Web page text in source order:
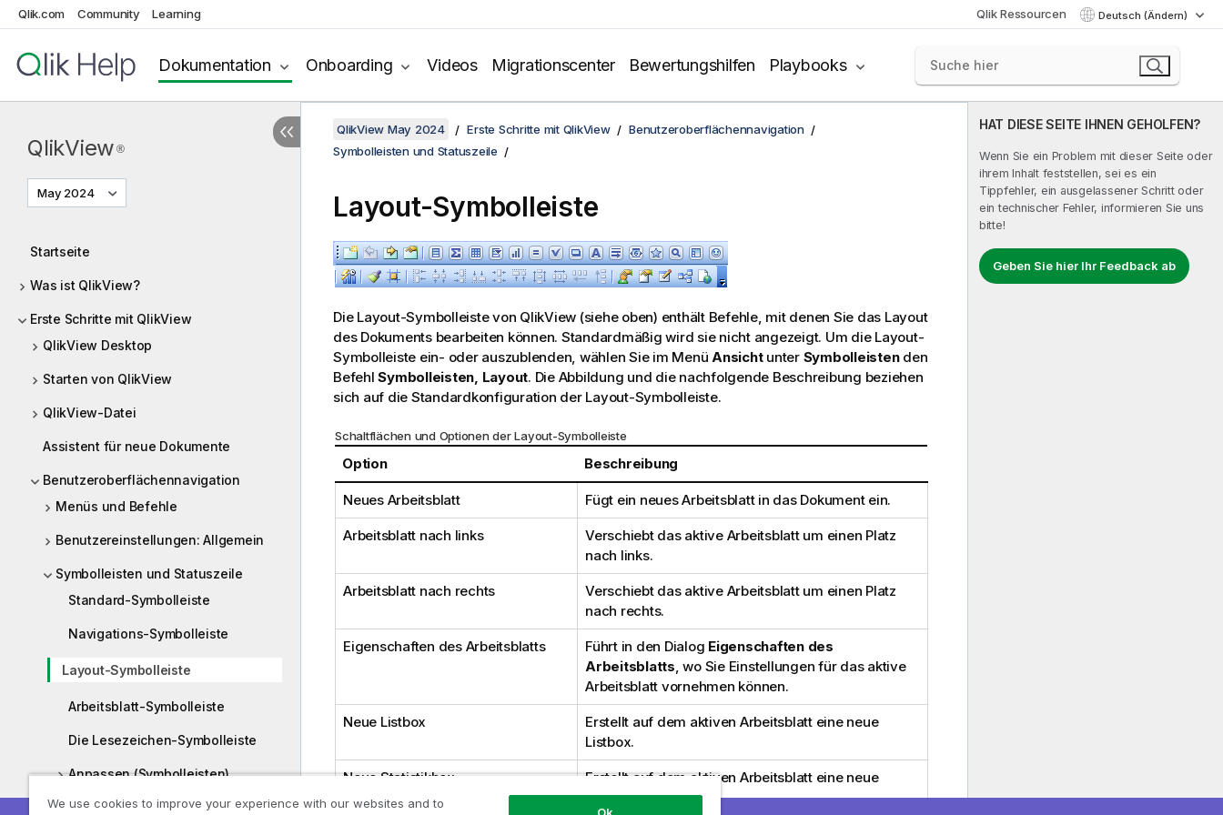
Qlik.com Community Learning Qlik Ressourcen Deutsch (Ändern)
Dokumentation Onboarding Videos Migrationscenter Bewertungshilfen Playbooks
QlikView ®
May 2024
Startseite
Was ist QlikView?
Erste Schritte mit QlikView
QlikView Desktop
Starten von QlikView
QlikView-Datei
Assistent für neue Dokumente
Benutzeroberflächennavigation
Menüs und Befehle
Benutzereinstellungen: Allgemein
Symbolleisten und Statuszeile
Standard-Symbolleiste
Navigations-Symbolleiste
Layout-Symbolleiste
Arbeitsblatt-Symbolleiste
Die Lesezeichen-Symbolleiste
Anpassen (Symbolleisten)
Statuszeile
HAT DIESE SEITE IHNEN GEHOLFEN?
Wenn Sie ein Problem mit dieser Seite oder
ihrem Inhalt feststellen, sei es ein
Tippfehler, ein ausgelassener Schritt oder
ein technischer Fehler, informieren Sie uns
bitte!
Geben Sie hier Ihr Feedback ab
QlikView May 2024 Erste Schritte mit QlikView
Benutzeroberflächennavigation
Symbolleisten und Statuszeile
Layout-Symbolleiste
Die Layout-Symbolleiste von QlikView (siehe oben) enthält Befehle, mit denen Sie das Layout
des Dokuments bearbeiten können. Standardmäßig wird sie nicht angezeigt. Um die Layout-
Symbolleiste ein- oder auszublenden, wählen Sie im Menü Ansichtunter Symbolleistenden
BefehlSymbolleisten, Layout. Die Abbildung und die nachfolgende Beschreibung beziehen
sich auf die Standardkonfiguration der Layout-Symbolleiste.
Schaltflächen und Optionen der Layout-Symbolleiste
Option Beschreibung
Neues Arbeitsblatt Fügt ein neues Arbeitsblatt in das Dokument ein.
Arbeitsblatt nach links
Verschiebt das aktive Arbeitsblatt um einen Platz
nach links.
Arbeitsblatt nach rechts
Verschiebt das aktive Arbeitsblatt um einen Platz
nach rechts.
Eigenschaften des Arbeitsblatts Führt in den Dialog Eigenschaften des
Arbeitsblatts, wo Sie Einstellungen für das aktive
Arbeitsblatt vornehmen können.
Neue Listbox
Erstellt auf dem aktiven Arbeitsblatt eine neue
Listbox.
Neue Statistikbox
Erstellt auf dem aktiven Arbeitsblatt eine neue
Statistikbox.
We use cookies to improve your experience with our websites and to